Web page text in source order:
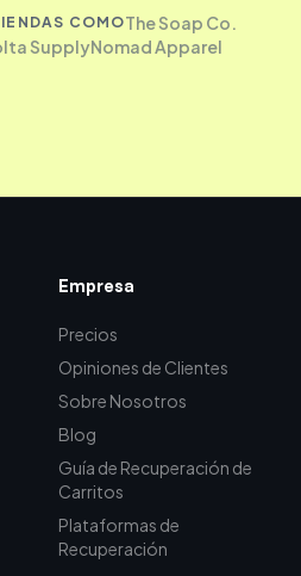
COMOThe Soap Co.
SupplyNomad Apparel
Empresa
Precios
Opiniones de Clientes
Sobre Nosotros
Blog
Guía de Recuperación de
Carritos
Plataformas de
Recuperación